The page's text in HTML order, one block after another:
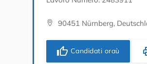
90451 Nürnberg,
thumb_up Candidati oraù